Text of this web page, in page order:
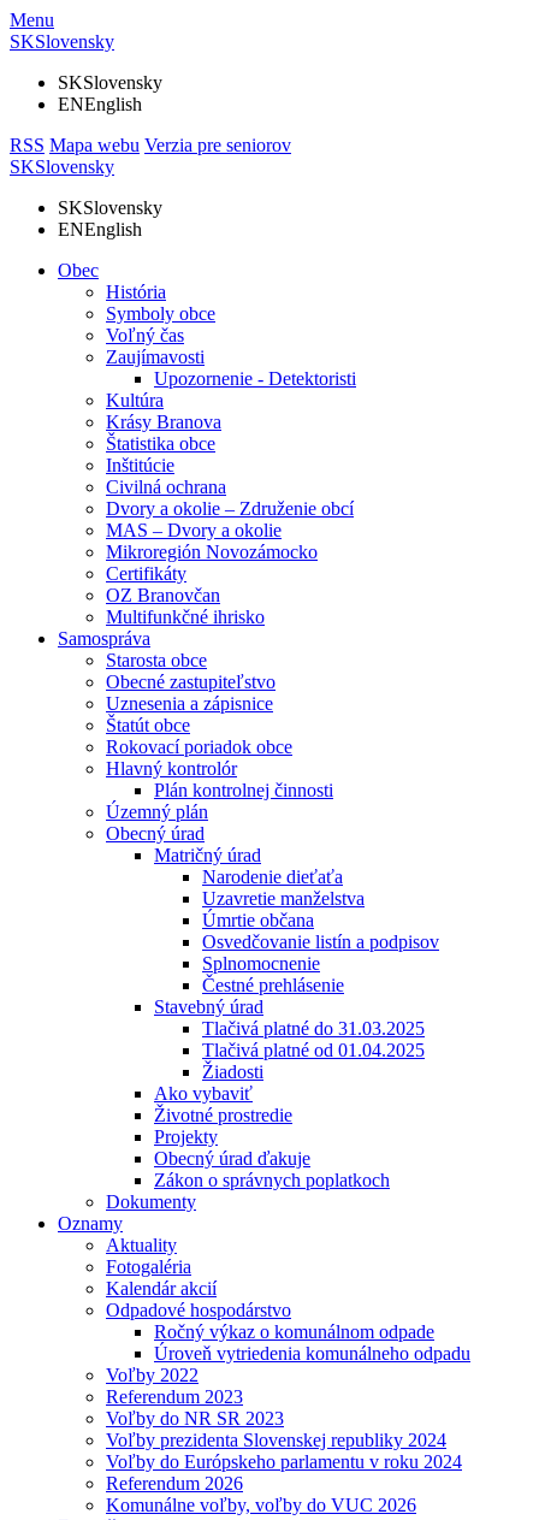
Menu
SKSlovensky
SKSlovensky
ENEnglish
RSS Mapa webu Verzia pre seniorov
SKSlovensky
SKSlovensky
ENEnglish
Obec
História
Symboly obce
Voľný čas
Zaujímavosti
Upozornenie - Detektoristi
Kultúra
Krásy Branova
Štatistika obce
Inštitúcie
Civilná ochrana
Dvory a okolie – Združenie obcí
MAS – Dvory a okolie
Mikroregión Novozámocko
Certifikáty
OZ Branovčan
Multifunkčné ihrisko
Samospráva
Starosta obce
Obecné zastupiteľstvo
Uznesenia a zápisnice
Štatút obce
Rokovací poriadok obce
Hlavný kontrolór
Plán kontrolnej činnosti
Územný plán
Obecný úrad
Matričný úrad
Narodenie dieťaťa
Uzavretie manželstva
Úmrtie občana
Osvedčovanie listín a podpisov
Splnomocnenie
Čestné prehlásenie
Stavebný úrad
Tlačivá platné do 31.03.2025
Tlačivá platné od 01.04.2025
Žiadosti
Ako vybaviť
Životné prostredie
Projekty
Obecný úrad ďakuje
Zákon o správnych poplatkoch
Dokumenty
Oznamy
Aktuality
Fotogaléria
Kalendár akcií
Odpadové hospodárstvo
Ročný výkaz o komunálnom odpade
Úroveň vytriedenia komunálneho odpadu
Voľby 2022
Referendum 2023
Voľby do NR SR 2023
Voľby prezidenta Slovenskej republiky 2024
Voľby do Európskeho parlamentu v roku 2024
Referendum 2026
Komunálne voľby, voľby do VUC 2026